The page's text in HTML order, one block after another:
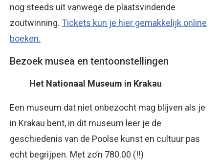
nog steeds uit vanwege de plaatsvindende
zoutwinning. Tickets kun je hier gemakkelijk online
boeken.
Bezoek musea en tentoonstellingen
Het Nationaal Museum in Krakau
Een museum dat niet onbezocht mag blijven als je
in Krakau bent, in dit museum leer je de
geschiedenis van de Poolse kunst en cultuur pas
echt begrijpen. Met zo’n 780.00 (!!)